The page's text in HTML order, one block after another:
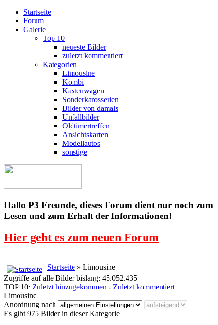
Startseite
Forum
Galerie
Top 10
neueste Bilder
zuletzt kommentiert
Kategorien
Limousine
Kombi
Kastenwagen
Sonderkarosserien
Bilder von damals
Unfallbilder
Oldtimertreffen
Ansichtskarten
Modellautos
sonstige
Hallo P3 Freunde, dieses Forum dient nur noch zum
Lesen und zum Erhalt der Informationen!
Hier geht es zum neuen Forum
Startseite » Limousine
Zugriffe auf alle Bilder bislang: 45.052.435
TOP 10: Zuletzt hinzugekommen - Zuletzt kommentiert
Limousine
Anordnung nach
Es gibt 975 Bilder in dieser Kategorie